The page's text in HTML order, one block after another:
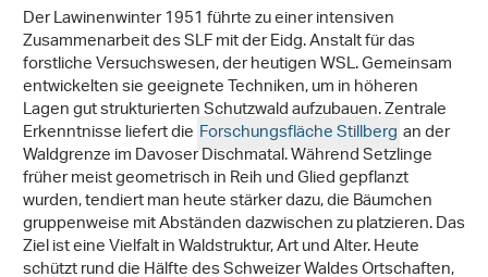
Der Lawinenwinter 1951 führte zu einer intensiven
Zusammenarbeit des SLF mit der Eidg. Anstalt für das
forstliche Versuchswesen, der heutigen WSL. Gemeinsam
entwickelten sie geeignete Techniken, um in höheren
Lagen gut strukturierten Schutzwald aufzubauen. Zentrale
Erkenntnisse liefert die Forschungsfläche Stillbergan der
Waldgrenze im Davoser Dischmatal. Während Setzlinge
früher meist geometrisch in Reih und Glied gepflanzt
wurden, tendiert man heute stärker dazu, die Bäumchen
gruppenweise mit Abständen dazwischen zu platzieren. Das
Ziel ist eine Vielfalt in Waldstruktur, Art und Alter. Heute
schützt rund die Hälfte des Schweizer Waldes Ortschaften,